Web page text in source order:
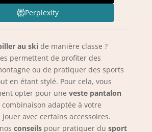
Perplexity
au skide manière classe ?
permettent de profiter des
ou de pratiquer des sports
en étant stylé. Pour cela, vous
opter pour une veste pantalon
adaptée à votre
avec certains accessoires.
conseilspour pratiquer du sport